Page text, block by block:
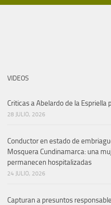
VIDEOS
Criticas a Abelardo de la
28 JULIO, 2026
Conductor en estado de
Mosquera Cundinamarca: una
permanecen hospitalizadas
24 JULIO, 2026
Capturan a presuntos